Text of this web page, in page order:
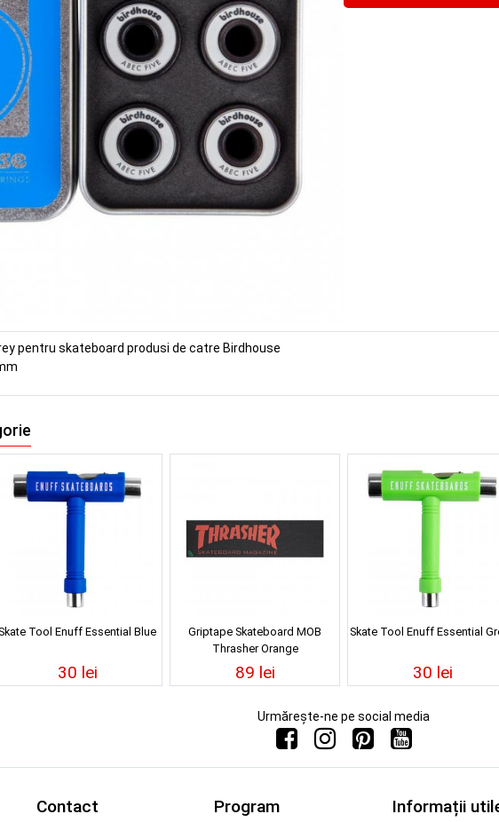
pentru skateboard produsi de catre Birdhouse
Tool Enuff Essential Blue
30 lei
Griptape Skateboard MOB
Thrasher Orange
89 lei
Skate Tool Enuff Essential
30 lei
Urmărește-ne pe social media
Contact Program Informații